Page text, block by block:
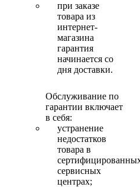
при заказе
товара из
интернет-
магазина
гарантия
начинается со
дня доставки.
Обслуживание по
гарантии включает
в себя:
устранение
недостатков
товара в
сервисных
центрах;